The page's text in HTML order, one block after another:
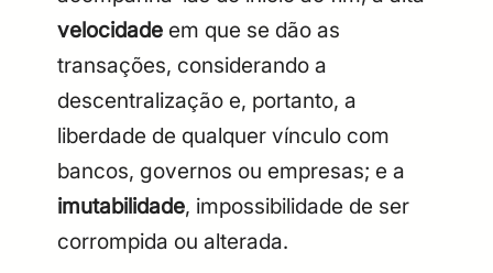
velocidade em que se dão as
transações, considerando a
descentralização e, portanto, a
liberdade de qualquer vínculo com
bancos, governos ou empresas; e a
imutabilidade, impossibilidade de ser
corrompida ou alterada.